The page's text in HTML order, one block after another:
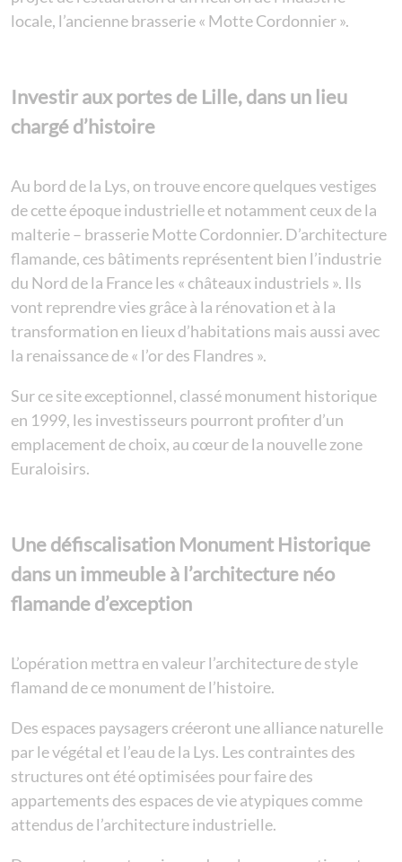
locale, l’ancienne brasserie « Motte Cordonnier ».
Investir aux portes de Lille, dans un lieu
chargé d’histoire
Au bord de la Lys, on trouve encore quelques vestiges
de cette époque industrielle et notamment ceux de la
malterie – brasserie Motte Cordonnier. D’architecture
flamande, ces bâtiments représentent bien l’industrie
du Nord de la France les « châteaux industriels ». Ils
vont reprendre vies grâce à la rénovation et à la
transformation en lieux d’habitations mais aussi avec
la renaissance de « l’or des Flandres ».
Sur ce site exceptionnel, classé monument historique
en 1999, les investisseurs pourront profiter d’un
emplacement de choix, au cœur de la nouvelle zone
Euraloisirs.
Une défiscalisation Monument Historique
dans un immeuble à l’architecture néo
flamande d’exception
L’opération mettra en valeur l’architecture de style
flamand de ce monument de l’histoire.
Des espaces paysagers créeront une alliance naturelle
par le végétal et l’eau de la Lys. Les contraintes des
structures ont été optimisées pour faire des
appartements des espaces de vie atypiques comme
attendus de l’architecture industrielle.